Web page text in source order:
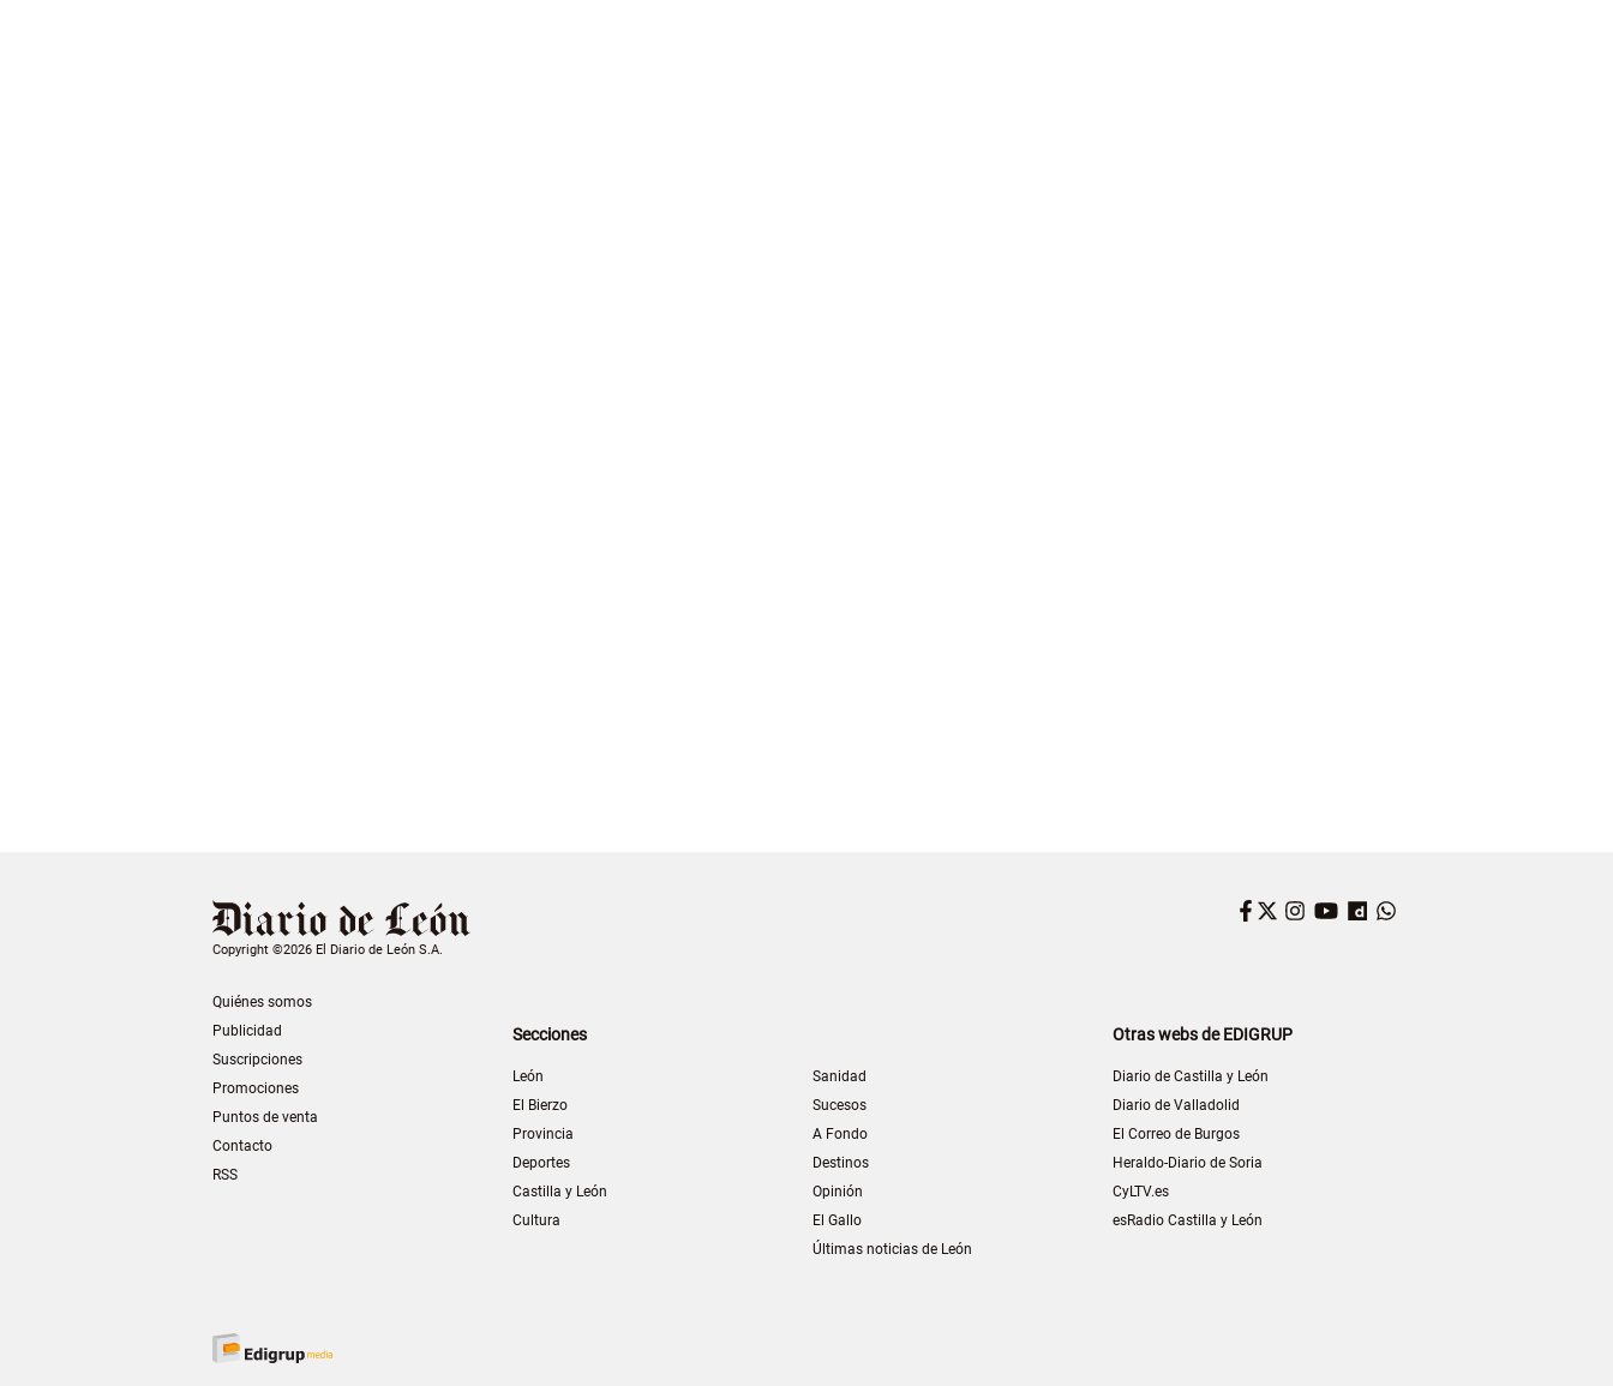
Copyright ©2026 El Diario de León S.A.
Quiénes somos
Publicidad
Suscripciones
Promociones
Puntos de venta
Contacto
RSS
Facebook
Twitter
Instagram
YouTube
Dailymotion
Secciones
León
El Bierzo
Provincia
Deportes
Castilla y León
Cultura
Sanidad
Sucesos
A Fondo
Destinos
Opinión
El Gallo
Últimas noticias de León
Otras webs de EDIGRUP
Diario de Castilla y León
Diario de Valladolid
El Correo de Burgos
Heraldo-Diario de Soria
CyLTV.es
esRadio Castilla y León